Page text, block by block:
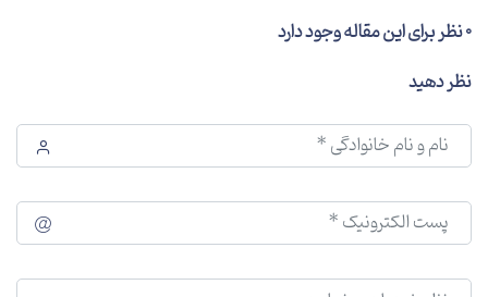
0 نظر برای این مقاله وجود دارد
نظر دهید